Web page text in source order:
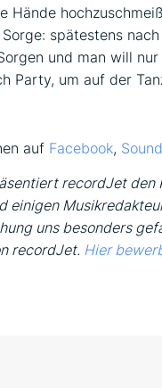
Hände
spätestens
und man will
Party, um auf der
auf Facebook,
recordJet
einigen
uns besonders
recordJet. Hier